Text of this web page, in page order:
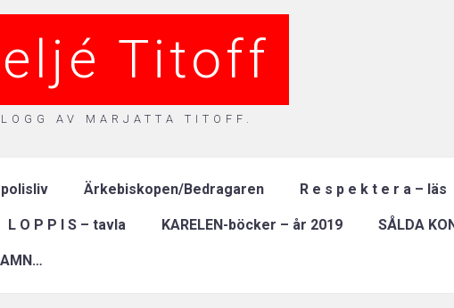
Titoff
AV MARJATTA TITOFF.
Ärkebiskopen/Bedragaren R e s p e k t e r a – läs
L O P P I S – tavla KARELEN-böcker – år 2019 SÅLDA